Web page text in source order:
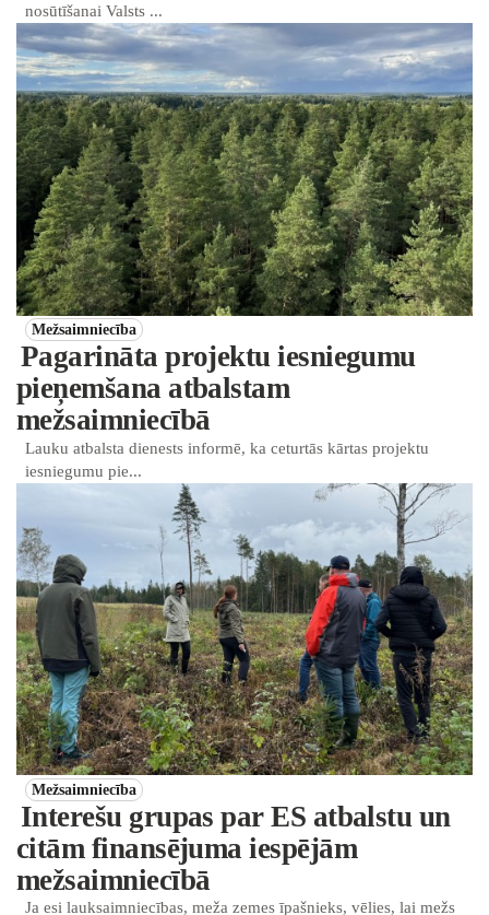
nosūtīšanai Valsts ...
Mežsaimniecība
Pagarināta projektu iesniegumu
pieņemšana atbalstam
mežsaimniecībā
Lauku atbalsta dienests informē, ka ceturtās kārtas projektu
iesniegumu pie...
Mežsaimniecība
Interešu grupas par ES atbalstu un
citām finansējuma iespējām
mežsaimniecībā
Ja esi lauksaimniecības, meža zemes īpašnieks, vēlies, lai mežs